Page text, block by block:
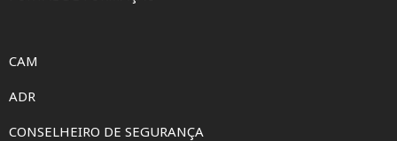
CAM
ADR
CONSELHEIRO DE SEGURANÇA